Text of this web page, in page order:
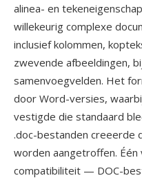
alinea- en
willekeurig complexe
inclusief kolommen,
zwevende afbeeldingen,
samenvoegvelden. Het
door Word-versies,
vestigde die standaard
.doc-bestanden creeerde
worden aangetroffen.
compatibiliteit — DOC-